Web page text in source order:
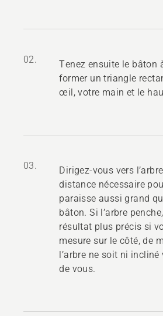
02.
Tenez ensuite le bâton
former un triangle
œil, votre main et le
03.
Dirigez-vous vers
distance nécessaire
paraisse aussi grand
bâton. Si l’arbre
résultat plus précis si
mesure sur le côté, de
l’arbre ne soit ni
de vous.